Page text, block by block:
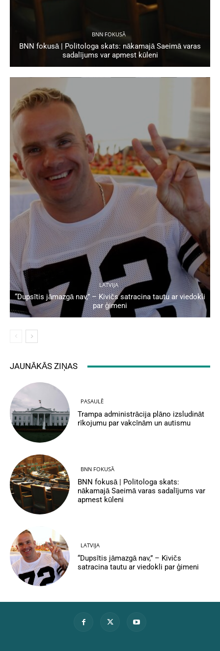
BNN FOKUSĀ
BNN fokusā | Politologa skats: nākamajā Saeimā varas
sadalījums var apmest kūleni
LATVIJA
“Dupsītis jāmazgā nav,” – Kivičs satracina tautu ar viedokli
par ģimeni
JAUNĀKĀS ZIŅAS
PASAULĒ
Trampa administrācija plāno izsludināt
rīkojumu par vakcīnām un autismu
BNN FOKUSĀ
BNN fokusā | Politologa skats:
nākamajā Saeimā varas sadalījums var
apmest kūleni
LATVIJA
“Dupsītis jāmazgā nav,” – Kivičs
satracina tautu ar viedokli par ģimeni